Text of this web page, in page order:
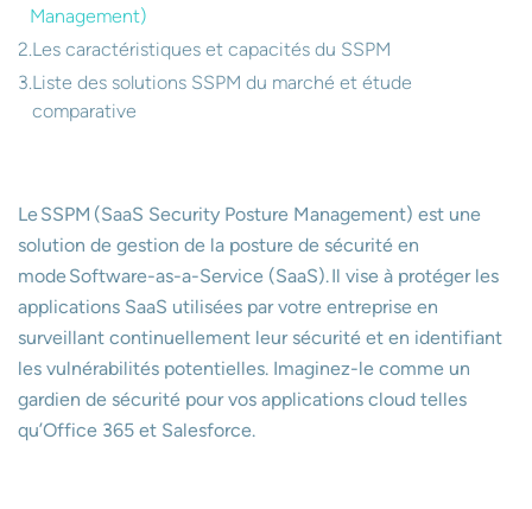
Management)
Les caractéristiques et capacités du SSPM
Liste des solutions SSPM du marché et étude
comparative
Le SSPM (SaaS Security Posture Management) est une
solution de gestion de la posture de sécurité en
mode Software-as-a-Service (SaaS). Il vise à protéger les
applications SaaS utilisées par votre entreprise en
surveillant continuellement leur sécurité et en identifiant
les vulnérabilités potentielles. Imaginez-le comme un
gardien de sécurité pour vos applications cloud telles
qu’Office 365 et Salesforce.